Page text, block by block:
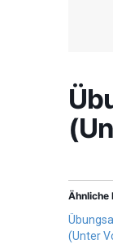
Ähnliche
(Unter